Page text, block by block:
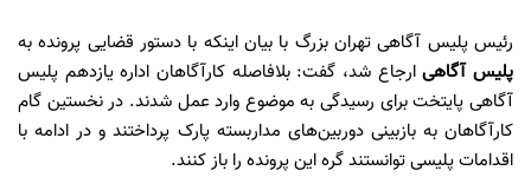
رئیس پلیس آگاهی تهران بزرگ با بیان اینکه با دستور قضایی پرونده به
پلیس آگاهیارجاع شد، گفت: بلافاصله کارآگاهان اداره یازدهم پلیس
آگاهی پایتخت برای رسیدگی به موضوع وارد عمل شدند. در نخستین گام
کارآگاهان به بازبینی دوربین‌های مداربسته پارک پرداختند و در ادامه با
اقدامات پلیسی توانستند گره این پرونده را باز کنند.